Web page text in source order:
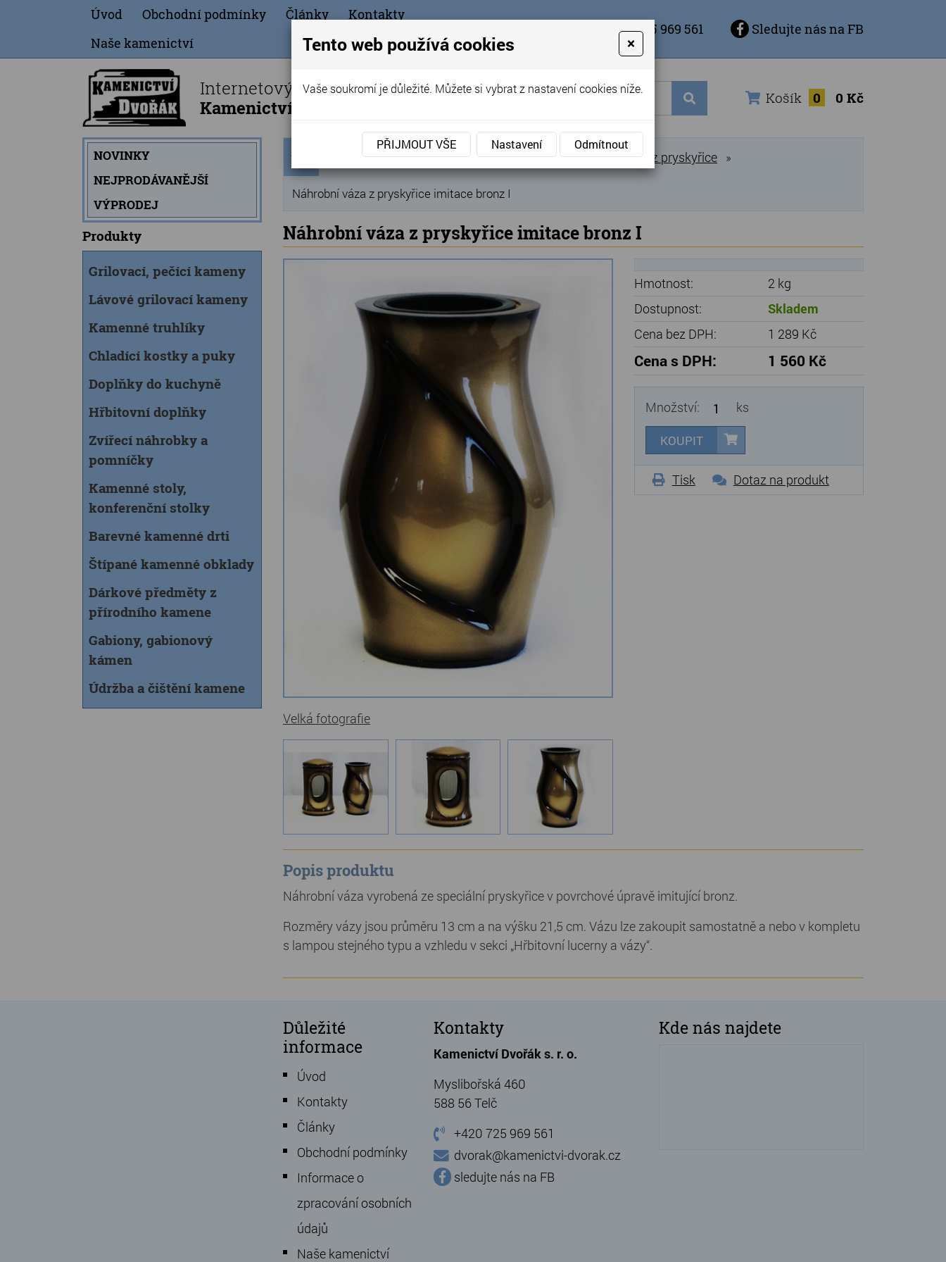
Úvod Obchodní podmínky Články
Kontakty
Naše kamenictví
+420 725 969 561 Sledujte nás na FB
Internetový obchod
Kamenictví Dvořák - Telč
Košík 0 0 Kč
NOVINKY
NEJPRODÁVANĚJŠÍ
VÝPRODEJ
Produkty
Grilovací, pečící kameny
Lávové grilovací kameny
Kamenné truhlíky
Chladící kostky a puky
Doplňky do kuchyně
Hřbitovní doplňky
Zvířecí náhrobky a
pomníčky
Kamenné stoly,
konferenční stolky
Barevné kamenné drti
Štípané kamenné obklady
Dárkové předměty z
přírodního kamene
Gabiony, gabionový
kámen
Údržba a čištění kamene
stránka
Produkty » Hřbitovní doplňky » Hřbitovní vázy » Vázy z pryskyřice »
Náhrobní váza z pryskyřice imitace bronz I
Náhrobní váza z pryskyřice imitace bronz I
Velká fotografie
Hmotnost:
2 kg
Dostupnost:
Skladem
Cena bez DPH:
1 289 Kč
Cena s DPH: 1 560 Kč
Množství: ks
KOUPIT
Tisk Dotaz na produkt
Popis produktu
Náhrobní váza vyrobená ze speciální pryskyřice v povrchové úpravě imitující bronz.
Rozměry vázy jsou průměru 13 cm a na výšku 21,5 cm. Vázu lze zakoupit samostatně a nebo v kompletu
s lampou stejného typu a vzhledu v sekci „Hřbitovní lucerny a vázy“.
Důležité
informace
Úvod
Kontakty
Články
Obchodní podmínky
Informace o
zpracování osobních
údajů
Naše kamenictví
Kontakty
Kamenictví Dvořák s. r. o.
Myslibořská 460
588 56 Telč
+420 725 969 561
dvorak@kamenictvi-dvorak.cz
sledujte nás na FB
Kde nás najdete
Tento web používá cookies ×
Vaše soukromí je důležité. Můžete si vybrat z nastavení cookies níže.
PŘIJMOUT VŠE Nastavení Odmítnout